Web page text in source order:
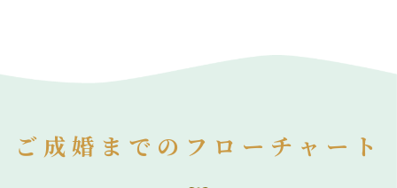
ご成婚までのフローチャート